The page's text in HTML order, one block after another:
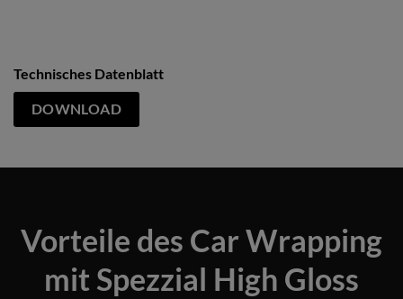
Technisches Datenblatt
DOWNLOAD
Vorteile des Car Wrapping
mit Spezzial High Gloss